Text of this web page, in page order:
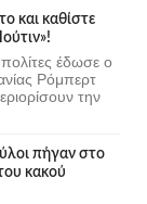
και καθίστε
έδωσε ο
Ρόμπερτ
την
πήγαν στο
κακού